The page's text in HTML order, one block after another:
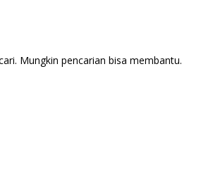
Mungkin pencarian bisa membantu.